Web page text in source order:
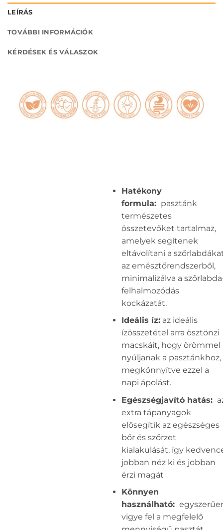
LEÍRÁS
TOVÁBBI INFORMÁCIÓK
KÉRDÉSEK ÉS VÁLASZOK
Hatékony
formula: pasztánk
természetes
összetevőket tartalmaz,
amelyek segítenek
eltávolítani a
az emésztőrendszerből,
minimalizálva a
felhalmozódás
kockázatát.
Ideális íz:az ideális
ízösszetétel arra ösztönzi
macskáit, hogy örömmel
nyúljanak a pasztánkhoz,
megkönnyítve ezzel a
napi ápolást.
Egészségjavító hatás:
extra tápanyagok
elősegítik az egészséges
bőr és szőrzet
kialakulását, így
jobban néz ki és jobban
érzi magát
Könnyen
használható:
vigye fel a megfelelő